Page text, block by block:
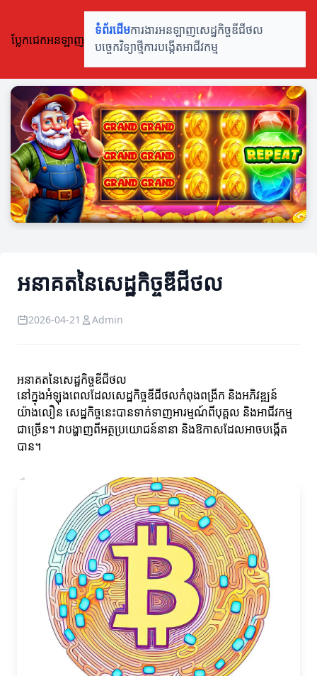
ប្លែកជេកអនឡាញ
ទំព័រដើមការងារអនឡាញសេដ្ឋកិច្ចឌីជីថល
បច្ចេកវិទ្យាថ្មីការបង្កើតអាជីវកម្ម
អនាគតនៃសេដ្ឋកិច្ចឌីជីថល
2026-04-21 Admin
អនាគតនៃសេដ្ឋកិច្ចឌីជីថល
នៅក្នុងអំឡុងពេលដែលសេដ្ឋកិច្ចឌីជីថលកំពុងពង្រីក និងអភិវឌ្ឍន៍
យ៉ាងលឿន សេដ្ឋកិច្ចនេះបានទាក់ទាញអារម្មណ៍ពីបុគ្គល និងអាជីវកម្ម
ជាច្រើន។ វាបង្ហាញពីអត្ថប្រយោជន៍នានា និងឱកាសដែលអាចបង្កើត
បាន។